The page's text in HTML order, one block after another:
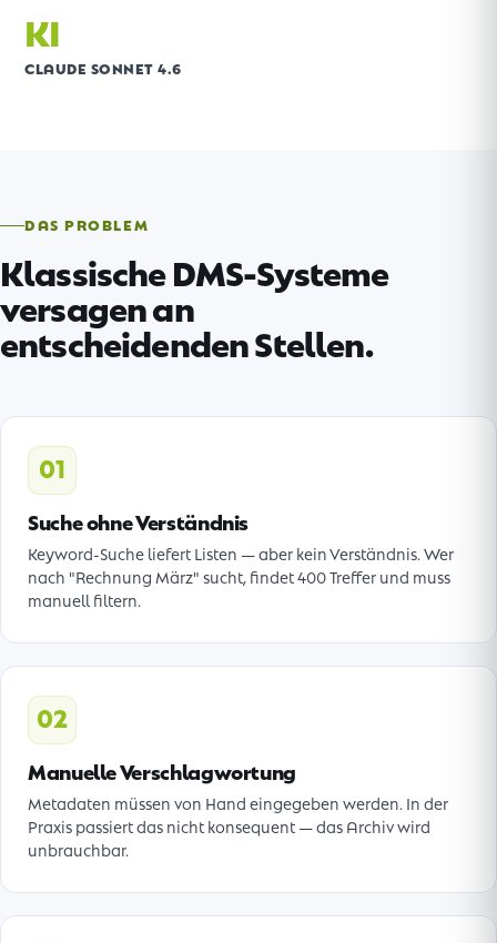
KI
CLAUDE SONNET 4.6
DAS PROBLEM
Klassische DMS-Systeme
versagen an
entscheidenden Stellen.
01
Suche ohne Verständnis
Keyword-Suche liefert Listen — aber kein Verständnis. Wer
nach "Rechnung März" sucht, findet 400 Treffer und muss
manuell filtern.
02
Manuelle Verschlagwortung
Metadaten müssen von Hand eingegeben werden. In der
Praxis passiert das nicht konsequent — das Archiv wird
unbrauchbar.